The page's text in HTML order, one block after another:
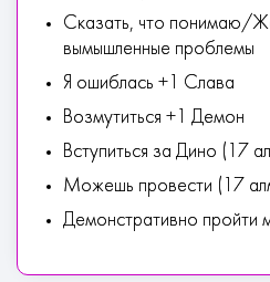
Сказать, что понимаю/
вымышленные проблемы
Я ошиблась +1 Слава
Возмутиться +1 Демон
Вступиться за Дино (17
Можешь провести (17
Демонстративно пройти